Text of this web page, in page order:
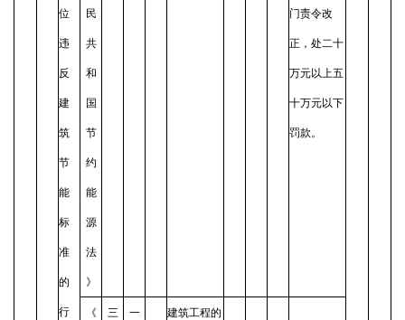
位
违
反
建
筑
节
能
标
准
的
行
民
共
和
国
节
约
能
源
法
》
门责令改
正，处二十
万元以上五
十万元以下
罚款。
《 三 一 建筑工程的